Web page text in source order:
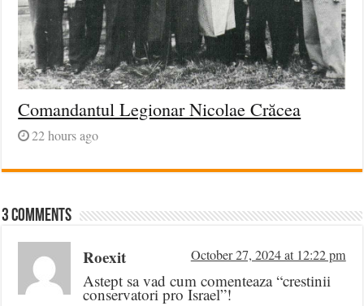
Comandantul Legionar Nicolae Crăcea
22 hours ago
3 comments
Roexit October 27, 2024 at 12:22 pm
Astept sa vad cum comenteaza “crestinii
conservatori pro Israel”!